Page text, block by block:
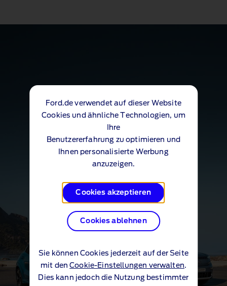
Ford.de verwendet auf dieser Website
Cookies und ähnliche Technologien, um
Ihre
Benutzererfahrung zu optimieren und
Ihnen personalisierte Werbung
anzuzeigen.
Cookies akzeptieren
Cookies ablehnen
Sie können Cookies jederzeit auf der Seite
mit denCookie-Einstellungen verwalten.
Dies kann jedoch die Nutzung bestimmter